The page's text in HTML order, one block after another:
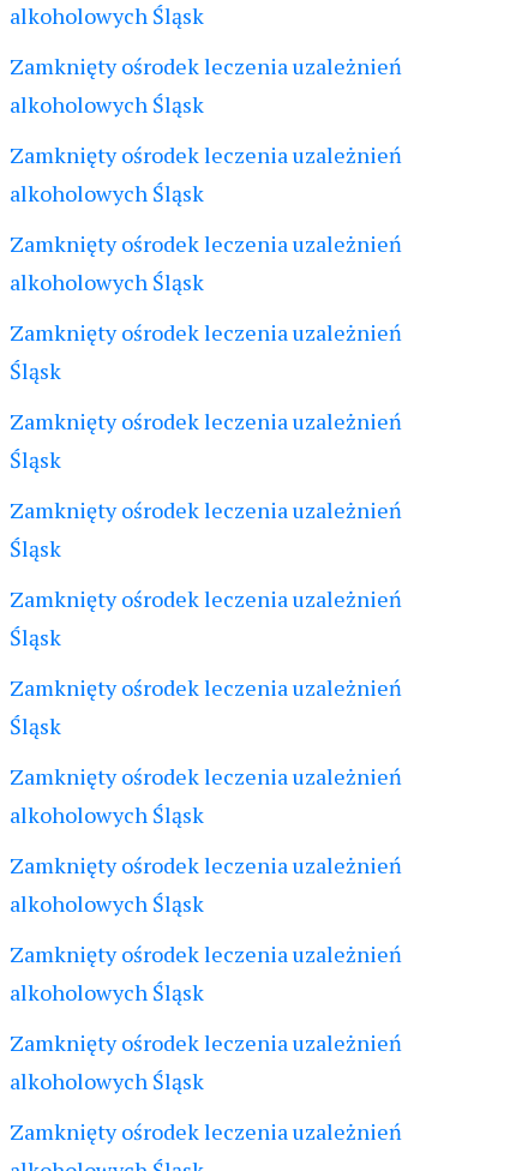
alkoholowych Śląsk
Zamknięty ośrodek leczenia uzależnień
alkoholowych Śląsk
Zamknięty ośrodek leczenia uzależnień
alkoholowych Śląsk
Zamknięty ośrodek leczenia uzależnień
alkoholowych Śląsk
Zamknięty ośrodek leczenia uzależnień
Śląsk
Zamknięty ośrodek leczenia uzależnień
Śląsk
Zamknięty ośrodek leczenia uzależnień
Śląsk
Zamknięty ośrodek leczenia uzależnień
Śląsk
Zamknięty ośrodek leczenia uzależnień
Śląsk
Zamknięty ośrodek leczenia uzależnień
alkoholowych Śląsk
Zamknięty ośrodek leczenia uzależnień
alkoholowych Śląsk
Zamknięty ośrodek leczenia uzależnień
alkoholowych Śląsk
Zamknięty ośrodek leczenia uzależnień
alkoholowych Śląsk
Zamknięty ośrodek leczenia uzależnień